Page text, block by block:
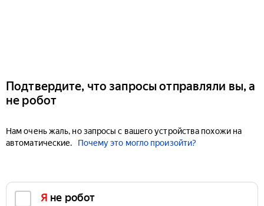
Подтвердите, что запросы отправляли вы, а
не робот
Нам очень жаль, но запросы с вашего устройства похожи на
автоматические.
Почему это могло произойти?
Я не робот